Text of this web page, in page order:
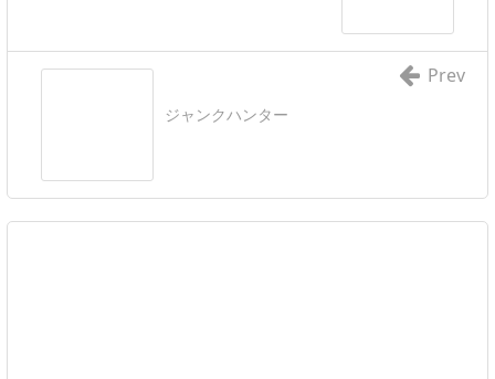
ジャンクハンター
Prev